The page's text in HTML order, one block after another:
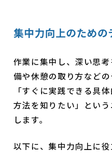
集中力向上のための
作業に集中し、深い思
備や休憩の取り方など
「すぐに実践できる具
方法を知りたい」とい
します。
以下に、集中力向上に